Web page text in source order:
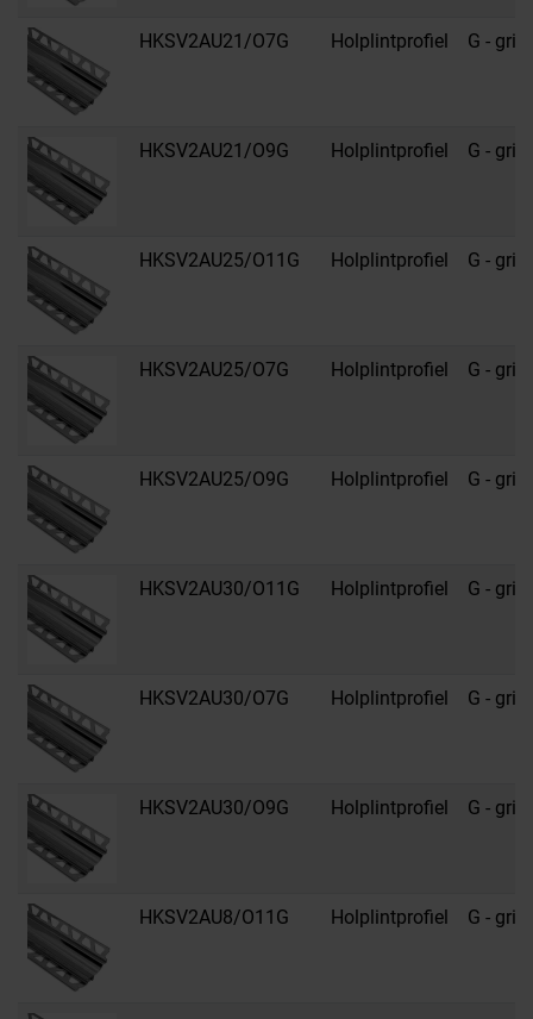
HKSV2AU21/O7G Holplintprofiel G - grijs
HKSV2AU21/O9G Holplintprofiel G - grijs
HKSV2AU25/O11G Holplintprofiel G - grijs
HKSV2AU25/O7G Holplintprofiel G - grijs
HKSV2AU25/O9G Holplintprofiel G - grijs
HKSV2AU30/O11G Holplintprofiel G - grijs
HKSV2AU30/O7G Holplintprofiel G - grijs
HKSV2AU30/O9G Holplintprofiel G - grijs
HKSV2AU8/O11G Holplintprofiel G - grijs